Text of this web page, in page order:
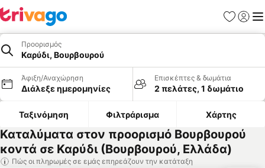
Προορισμός
Καρύδι, Βουρβουρού
Άφιξη/Αναχώρηση
Διάλεξε ημερομηνίες
Επισκέπτες & δωμάτια
2 πελάτες, 1 δωμάτιο
Ταξινόμηση Φιλτράρισμα Χάρτης
Καταλύματα στον προορισμό Βουρβουρού
κοντά σε Καρύδι (Βουρβουρού, Ελλάδα)
Πώς οι πληρωμές σε εμάς επηρεάζουν την κατάταξη